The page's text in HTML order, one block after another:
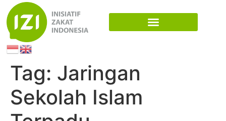
Tag: Jaringan
Sekolah Islam